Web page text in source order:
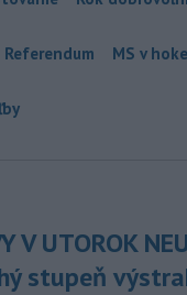
Referendum MS v
V UTOROK
stupeň